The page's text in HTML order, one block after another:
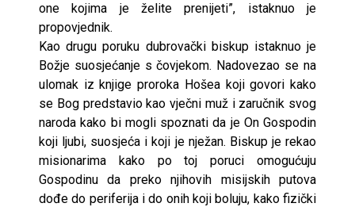
one kojima je želite prenijeti”, istaknuo je
propovjednik.
Kao drugu poruku dubrovački biskup istaknuo je
Božje suosjećanje s čovjekom. Nadovezao se na
ulomak iz knjige proroka Hošea koji govori kako
se Bog predstavio kao vječni muž i zaručnik svog
naroda kako bi mogli spoznati da je On Gospodin
koji ljubi, suosjeća i koji je nježan. Biskup je rekao
misionarima kako po toj poruci omogućuju
Gospodinu da preko njihovih misijskih putova
dođe do periferija i do onih koji boluju, kako fizički